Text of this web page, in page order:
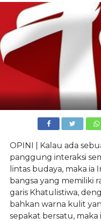
OPINI | Kalau ada
panggung interaksi
lintas budaya, maka ia
bangsa yang memiliki
garis Khatulistiwa,
bahkan warna kulit
sepakat bersatu, maka